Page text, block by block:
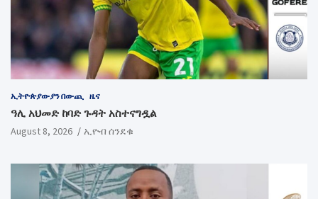
ኢትዮጵያውያን በውጪ ዜና
ዓሊ አህመድ ከባድ ጉዳት አስተናግዷል
August 8, 2026 ኢዮብ ሰንደቁ